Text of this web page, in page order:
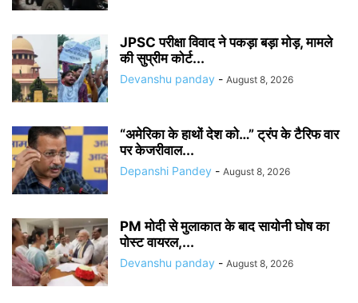
JPSC परीक्षा विवाद ने पकड़ा बड़ा मोड़, मामले
की सुप्रीम कोर्ट...
Devanshu panday - August 8, 2026
“अमेरिका के हाथों देश को…” ट्रंप के टैरिफ वार
पर केजरीवाल...
Depanshi Pandey - August 8, 2026
PM मोदी से मुलाकात के बाद सायोनी घोष का
पोस्ट वायरल,...
Devanshu panday - August 8, 2026